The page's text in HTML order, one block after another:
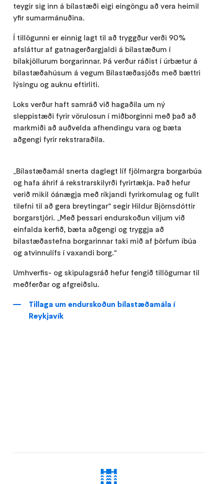
teygir sig inn á bílastæði eigi eingöngu að vera heimil
yfir sumarmánuðina.
Í tillögunni er einnig lagt til að tryggður verði 90%
afsláttur af gatnagerðargjaldi á bílastæðum í
bílakjöllurum borgarinnar. Þá verður ráðist í úrbætur á
bílastæðahúsum á vegum Bílastæðasjóðs með bættri
lýsingu og auknu eftirliti.
Loks verður haft samráð við hagaðila um ný
sleppistæði fyrir vörulosun í miðborginni með það að
markmiði að auðvelda afhendingu vara og bæta
aðgengi fyrir rekstraraðila.
„Bílastæðamál snerta daglegt líf fjölmargra borgarbúa
og hafa áhrif á rekstrarskilyrði fyrirtækja. Það hefur
verið mikil óánægja með ríkjandi fyrirkomulag og fullt
tilefni til að gera breytingar“ segir Hildur Björnsdóttir
borgarstjóri. „Með þessari endurskoðun viljum við
einfalda kerfið, bæta aðgengi og tryggja að
bílastæðastefna borgarinnar taki mið af þörfum íbúa
og atvinnulífs í vaxandi borg.“
Umhverfis- og skipulagsráð hefur fengið tillögurnar til
meðferðar og afgreiðslu.
Tillaga um endurskoðun bílastæðamála í
Reykjavík